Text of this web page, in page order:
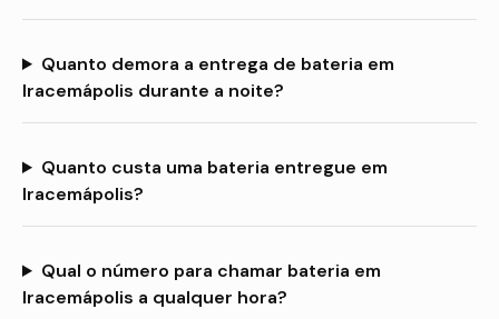
Quanto demora a entrega de bateria em
Iracemápolis durante a noite?
Quanto custa uma bateria entregue em
Iracemápolis?
Qual o número para chamar bateria em
Iracemápolis a qualquer hora?